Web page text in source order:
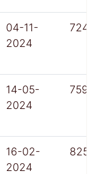
04-11-
2024
724
14-05-
2024
759
16-02-
2024
825